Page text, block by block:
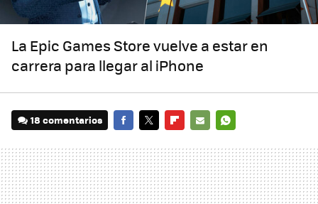
La Epic Games Store vuelve a estar en
carrera para llegar al iPhone
18 comentarios
MAIL